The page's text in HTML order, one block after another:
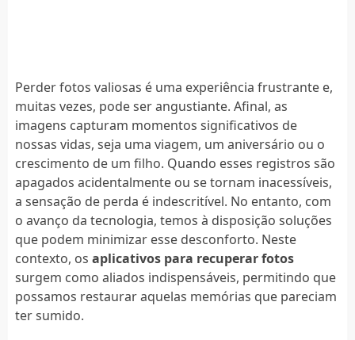
Perder fotos valiosas é uma experiência frustrante e,
muitas vezes, pode ser angustiante. Afinal, as
imagens capturam momentos significativos de
nossas vidas, seja uma viagem, um aniversário ou o
crescimento de um filho. Quando esses registros são
apagados acidentalmente ou se tornam inacessíveis,
a sensação de perda é indescritível. No entanto, com
o avanço da tecnologia, temos à disposição soluções
que podem minimizar esse desconforto. Neste
contexto, os aplicativos para recuperar fotos
surgem como aliados indispensáveis, permitindo que
possamos restaurar aquelas memórias que pareciam
ter sumido.